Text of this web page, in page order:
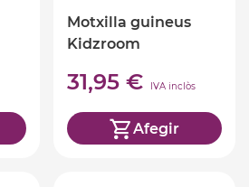
Motxilla guineus
Kidzroom
31,95 € IVA inclòs
Afegir